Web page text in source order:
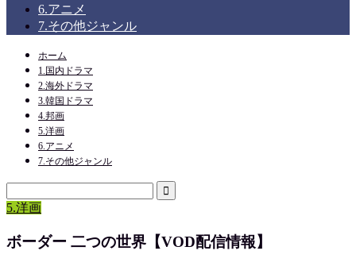
6.アニメ
7.その他ジャンル
ホーム
1.国内ドラマ
2.海外ドラマ
3.韓国ドラマ
4.邦画
5.洋画
6.アニメ
7.その他ジャンル
5.洋画
ボーダー 二つの世界【VOD配信情報】